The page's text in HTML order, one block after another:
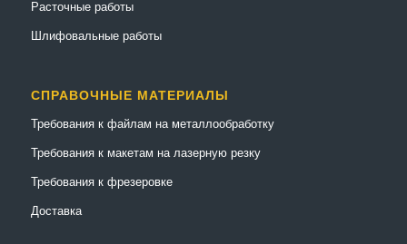
Расточные работы
Шлифовальные работы
СПРАВОЧНЫЕ МАТЕРИАЛЫ
Требования к файлам на металлообработку
Требования к макетам на лазерную резку
Требования к фрезеровке
Доставка